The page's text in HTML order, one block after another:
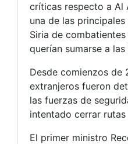
críticas respecto a Al
una de las
Siria de
querían sumarse a
Desde comienzos de
extranjeros fueron
las fuerzas de
intentado cerrar
El primer ministro